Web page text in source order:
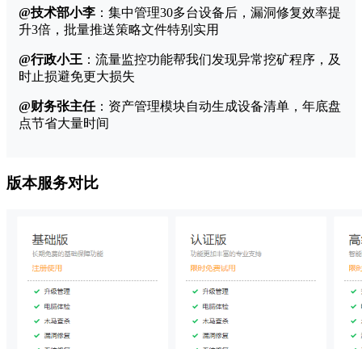
@技术部小李 ：集中管理30多台设备后，漏洞修复效率提
升3倍，批量推送策略文件特别实用
@行政小王 ：流量监控功能帮我们发现异常挖矿程序，及
时止损避免更大损失
@财务张主任：资产管理模块自动生成设备清单，年底盘
点节省大量时间
版本服务对比